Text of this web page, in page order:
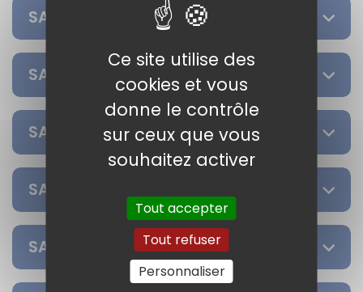
SAINT-ANDRE
SAINT-BENOIT
SAINT-DENIS
SAINT-JOSEPH
SAINT-LEU
Ce site utilise des
cookies et vous
donne le contrôle
sur ceux que vous
souhaitez activer
Tout accepter
Tout refuser
Personnaliser